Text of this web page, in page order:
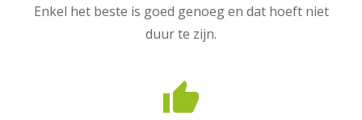
Enkel het beste is goed genoeg en dat hoeft niet
duur te zijn.
thumb_up